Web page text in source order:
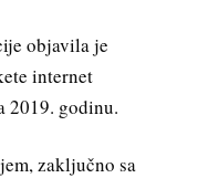
objavila je
internet
2019. godinu.
zaključno sa